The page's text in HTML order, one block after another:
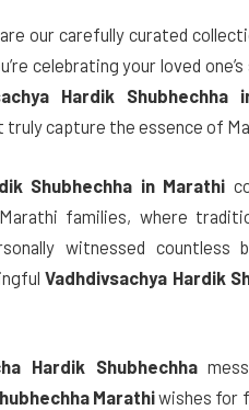
our carefully curated
celebrating your loved
Hardik Shubhechha
capture the essence of
Shubhechha in Marathi
families, where
witnessed countless
Vadhdivsachya Hardik
Hardik Shubhechha
Marathiwishes for